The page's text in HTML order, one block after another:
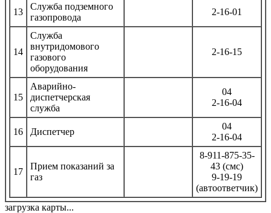
13
Служба подземного
газопровода
2-16-01
14
Служба
внутридомового
газового
оборудования
2-16-15
15
Аварийно-
диспетчерская
служба
04
2-16-04
16 Диспетчер
04
2-16-04
17
Прием показаний за
газ
8-911-875-35-
43 (смс)
9-19-19
(автоответчик)
загрузка карты...